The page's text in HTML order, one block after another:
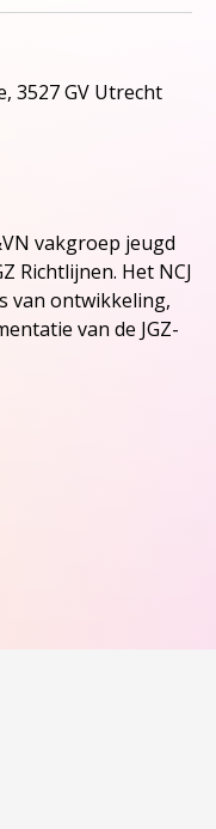
3527 GV Utrecht
vakgroep jeugd
Richtlijnen. Het NCJ
van ontwikkeling,
van de JGZ-